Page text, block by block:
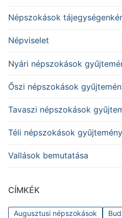
Népszokások
Népviselet
Nyári népszokások
Őszi népszokások
Tavaszi népszokások
Téli népszokások
Vallások bemutatása
CÍMKÉK
Augusztusi népszokások